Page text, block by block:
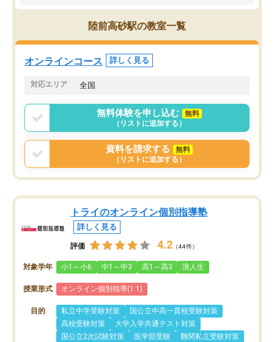
講師の方との距離も近く、親身なコー
チングのおかげで、停滞期もモチベー
ションを維持できました。「やらされ
る勉強」から「目標のための勉強」へ
意識が変わったことが、目標校への合
身につきました。結果と
た英語の偏差値が10以上
していた公立高校に無事
た。自分から学ぶ姿勢を
陸前高砂駅の教室一覧
オンラインコース 詳しく見る
対応エリア 全国
無料体験を申し込む
無料
（リストに追加する）
資料を請求する
無料
（リストに追加する）
トライのオンライン個別指導塾
詳しく見る
評価 4.2 （44件）
対象学年 小1～小6 中1～中3 高1～高3 浪人生
授業形式 オンライン個別指導(1:1)
目的 私立中学受験対策
国公立中高一貫校受験対策
高校受験対策
大学入学共通テスト対策
国公立2次試験対策
医学部受験
難関私立受験対策